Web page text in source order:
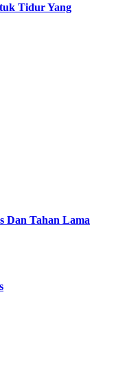
Tidur Yang
Dan Tahan Lama